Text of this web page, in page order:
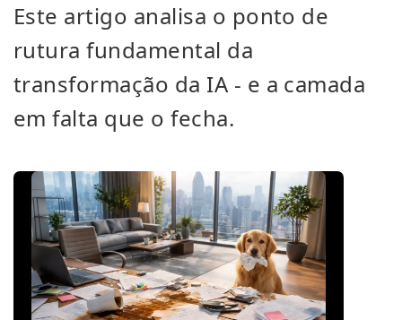
Este artigo analisa o ponto de
rutura fundamental da
transformação da IA - e a camada
em falta que o fecha.